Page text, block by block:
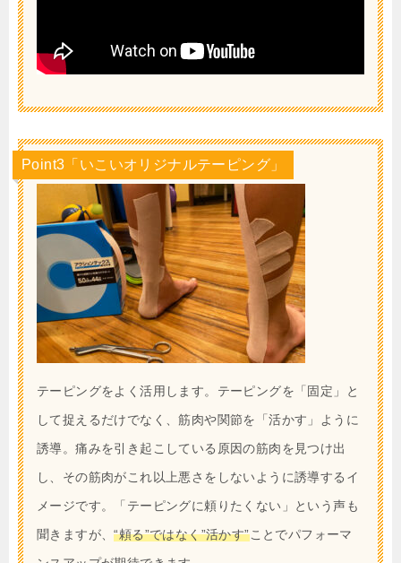
Point3「いこいオリジナルテーピング」
テーピングをよく活用します。テーピングを「固定」と
して捉えるだけでなく、筋肉や関節を「活かす」ように
誘導。痛みを引き起こしている原因の筋肉を見つけ出
し、その筋肉がこれ以上悪さをしないように誘導するイ
メージです。「テーピングに頼りたくない」という声も
聞きますが、“頼る”ではなく”活かす”ことでパフォーマ